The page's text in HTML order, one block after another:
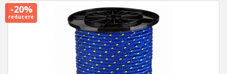
-20%
reducere